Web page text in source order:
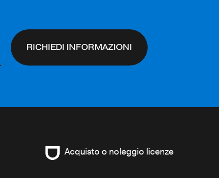
RICHIEDI INFORMAZIONI
Acquisto o noleggio licenze